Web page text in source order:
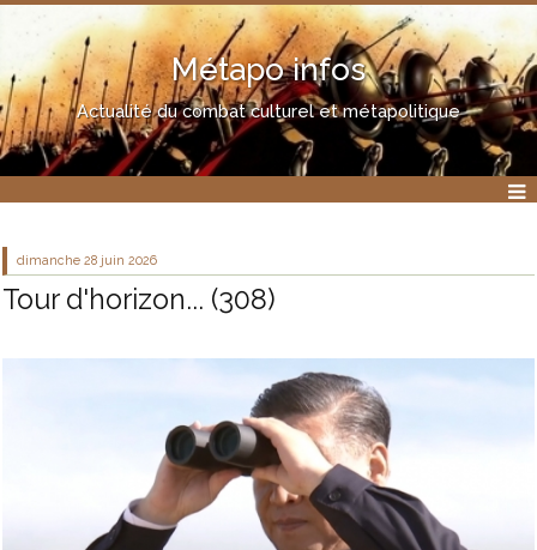
Métapo infos
Actualité du combat culturel et métapolitique
dimanche 28 juin 2026
Tour d'horizon... (308)